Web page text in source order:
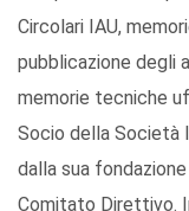
Circolari IAU,
pubblicazione degli
memorie tecniche
Socio della Società
dalla sua
Comitato Direttivo.